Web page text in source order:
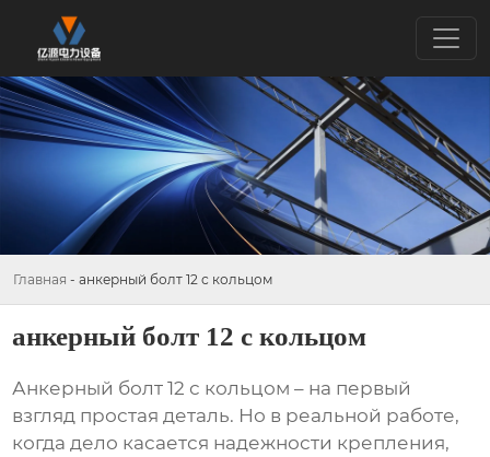
Главная - анкерный болт 12 с кольцом
анкерный болт 12 с кольцом
Анкерный болт 12 с кольцом – на первый
взгляд простая деталь. Но в реальной работе,
когда дело касается надежности крепления,